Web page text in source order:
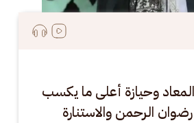
وحيازة أعلى ما يكسب
الرحمن والاستنارة